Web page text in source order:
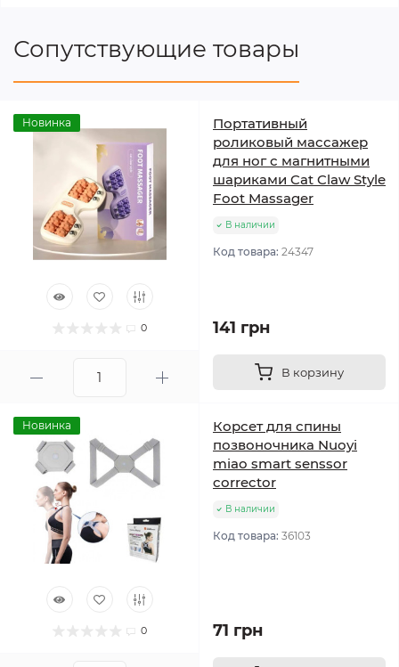
Сопутствующие товары
Новинка
0
Портативный
роликовый массажер
для ног с магнитными
шариками Cat Claw Style
Foot Massager
В наличии
Код товара: 24347
141 грн
В корзину
Новинка
0
Корсет для спины
позвоночника Nuoyi
miao smart senssor
corrector
В наличии
Код товара: 36103
71 грн